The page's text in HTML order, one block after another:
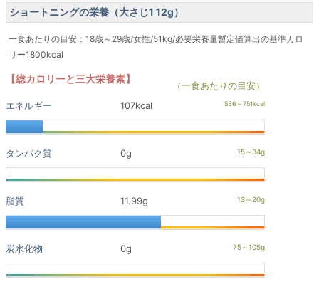
ショートニングの栄養（大さじ1 12g）
一食あたりの目安：18歳～29歳/女性/51kg/必要栄養量暫定値算出の基準カロ
リー1800kcal
【総カロリーと三大栄養素】
（一食あたりの目安）
エネルギー
107kcal
タンパク質 0g
脂質 11.99g
炭水化物 0g